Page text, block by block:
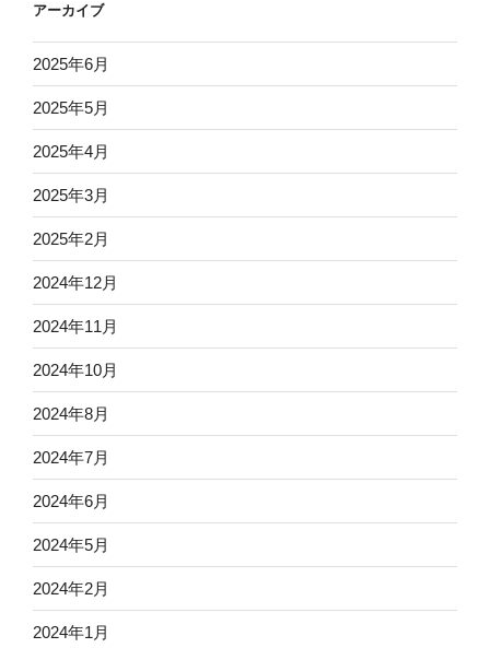
アーカイブ
2025年6月
2025年5月
2025年4月
2025年3月
2025年2月
2024年12月
2024年11月
2024年10月
2024年8月
2024年7月
2024年6月
2024年5月
2024年2月
2024年1月